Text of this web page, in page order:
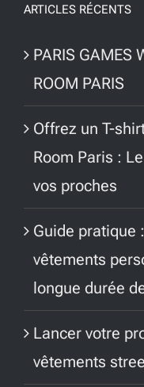
ARTICLES RÉCENTS
PARIS GAMES
ROOM PARIS
Offrez un T-
Room Paris :
vos proches
Guide pratique
vêtements
longue durée
Lancer votre
vêtements